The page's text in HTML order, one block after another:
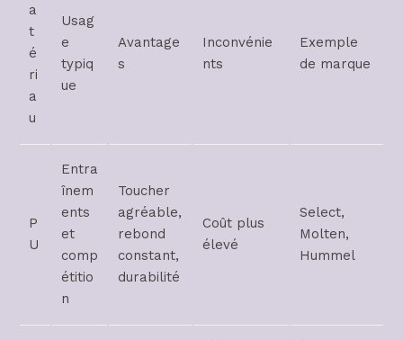
a
t
é
ri
a
u
Usag
e
typiq
ue
Avantage
s
Inconvénie
nts
Exemple
de marque
P
U
Entra
înem
ents
et
comp
étitio
n
Toucher
agréable,
rebond
constant,
durabilité
Coût plus
élevé
Select,
Molten,
Hummel